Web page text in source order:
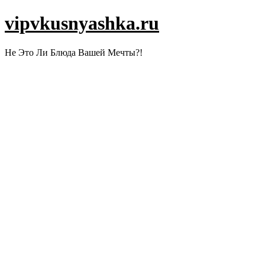
vipvkusnyashka.ru
Не Это Ли Блюда Вашей Мечты?!